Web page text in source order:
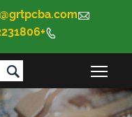
مین مینو کی مرئیت کو